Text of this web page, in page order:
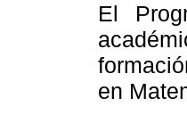
El
en